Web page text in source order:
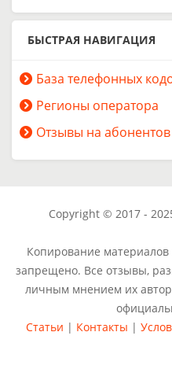
БЫСТРАЯ НАВИГАЦИЯ
База телефонных
Регионы оператора
Отзывы на абонентов
Copyright © 2017 -
Копирование материалов
запрещено. Все отзывы,
личным мнением их
Статьи | Контакты |